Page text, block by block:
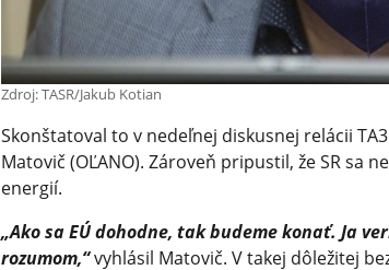
Zdroj: TASR/Jakub Kotian
Skonštatoval to v nedeľnej diskusnej relácii
Matovič (OĽANO). Zároveň pripustil, že SR sa
energií.
„Ako sa EÚ dohodne, tak budeme konať. Ja
rozumom,“vyhlásil Matovič. V takej dôležitej